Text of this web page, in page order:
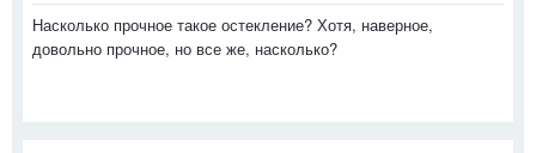
Насколько прочное такое остекление? Хотя, наверное,
довольно прочное, но все же, насколько?